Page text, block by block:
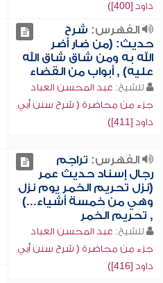
داود [400])
الفهرس: شرح
حديث: (من ضار أضر
الله به ومن شاق شاق الله
عليه) , أبواب من القضاء
للشيخ: عبد المحسن العباد
جزء من محاضرة ( شرح سنن أبي
داود [411])
الفهرس: تراجم
رجال إسناد حديث عمر
(نزل تحريم الخمر يوم نزل
وهي من خمسة أشياء...)
, تحريم الخمر
للشيخ: عبد المحسن العباد
جزء من محاضرة ( شرح سنن أبي
داود [416])